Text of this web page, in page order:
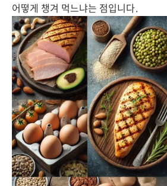
어떻게 챙겨 먹느냐는 점입니다.